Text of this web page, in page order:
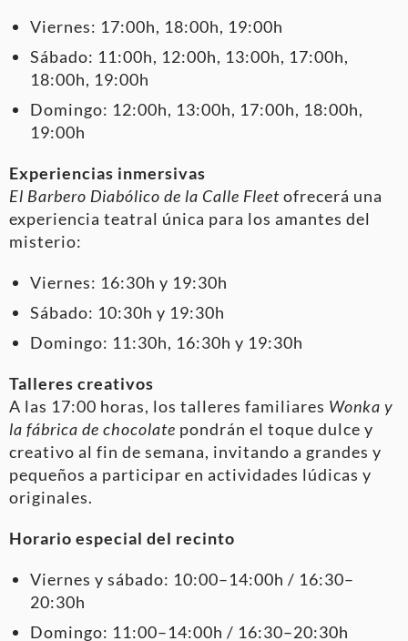
Viernes: 17:00h, 18:00h, 19:00h
Sábado: 11:00h, 12:00h, 13:00h, 17:00h,
18:00h, 19:00h
Domingo: 12:00h, 13:00h, 17:00h, 18:00h,
19:00h
Experiencias inmersivas
El Barbero Diabólico de la Calle Fleetofrecerá una
experiencia teatral única para los amantes del
misterio:
Viernes: 16:30h y 19:30h
Sábado: 10:30h y 19:30h
Domingo: 11:30h, 16:30h y 19:30h
Talleres creativos
A las 17:00 horas, los talleres familiares Wonka y
la fábrica de chocolate pondrán el toque dulce y
creativo al fin de semana, invitando a grandes y
pequeños a participar en actividades lúdicas y
originales.
Horario especial del recinto
Viernes y sábado: 10:00–14:00h / 16:30–
20:30h
Domingo: 11:00–14:00h / 16:30–20:30h